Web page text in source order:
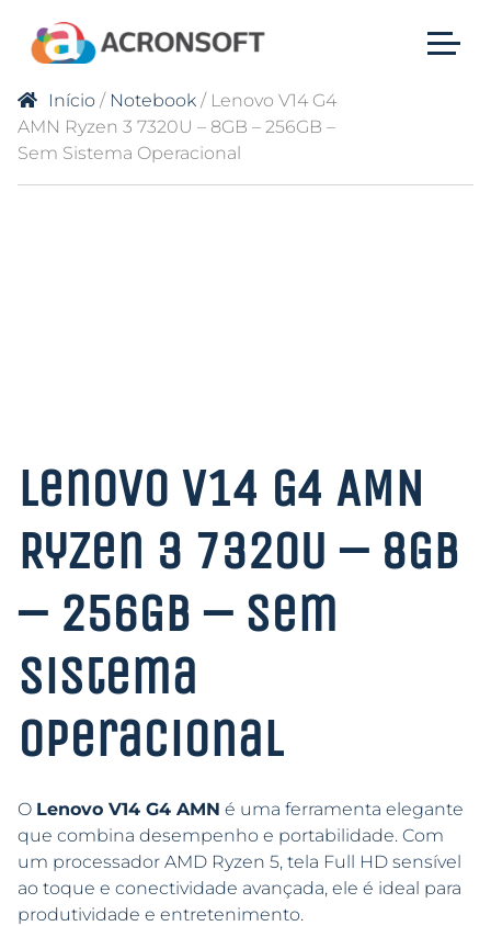
Início / Notebook / Lenovo V14 G4
AMN Ryzen 3 7320U – 8GB – 256GB –
Sem Sistema Operacional
Lenovo V14 G4 AMN
Ryzen 3 7320U – 8GB
– 256GB – Sem
Sistema
Operacional
O Lenovo V14 G4 AMN é uma ferramenta elegante
que combina desempenho e portabilidade. Com
um processador AMD Ryzen 5, tela Full HD sensível
ao toque e conectividade avançada, ele é ideal para
produtividade e entretenimento.